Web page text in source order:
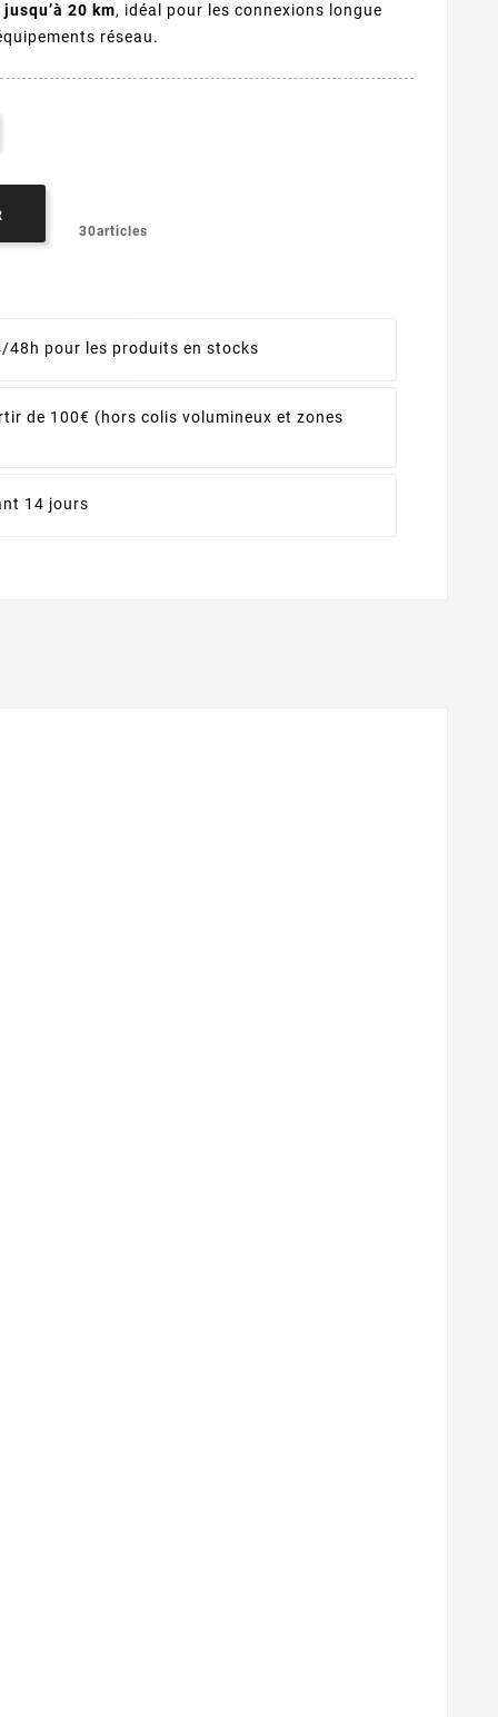
jusqu’à 20 km, idéal pour les connexions longue
réseau.
30articles
48h pour les produits en stocks
de 100€ (hors colis volumineux et zones
14 jours